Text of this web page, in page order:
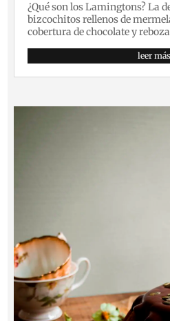
¿Qué son los Lamingtons? La
bizcochitos rellenos de
cobertura de chocolate y
leer más